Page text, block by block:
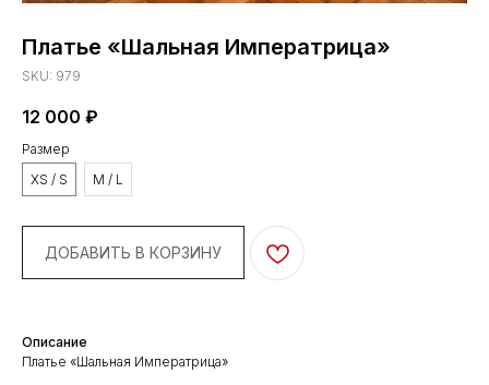
Платье «Шальная Императрица»
SKU: 979
12 000 ₽
Размер
XS / S
M / L
ДОБАВИТЬ В КОРЗИНУ
Описание
Платье «Шальная Императрица»